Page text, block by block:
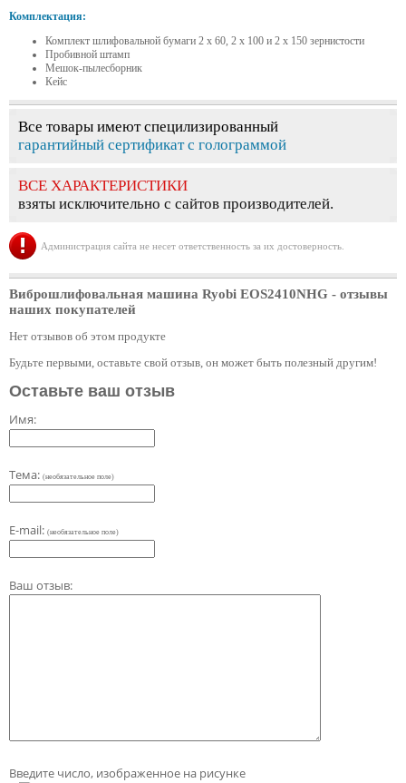
Комплектация:
Комплект шлифовальной бумаги 2 x 60, 2 x 100 и 2 x 150 зернистости
Пробивной штамп
Мешок-пылесборник
Кейс
Все товары имеют специлизированный
гарантийный сертификат с голограммой
ВСЕ ХАРАКТЕРИСТИКИ
взяты исключительно с сайтов производителей.
Администрация сайта не несет ответственность за их достоверность.
Виброшлифовальная машина Ryobi EOS2410NHG - отзывы
наших покупателей
Нет отзывов об этом продукте
Будьте первыми, оставьте свой отзыв, он может быть полезный другим!
Оставьте ваш отзыв
Имя:
Тема: (необязательное поле)
E-mail: (необязательное поле)
Ваш отзыв:
Введите число, изображенное на рисунке